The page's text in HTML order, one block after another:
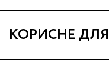
КОРИСНЕ
Про МА та